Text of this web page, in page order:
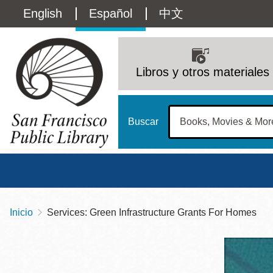
contenido
Language
switcher
(Content)
English Español 中文
navigation
Libros y otros materiales
Buscar
Dom
Sobrescribir
Inicio Services: Green Infrastructure Grants For Homes